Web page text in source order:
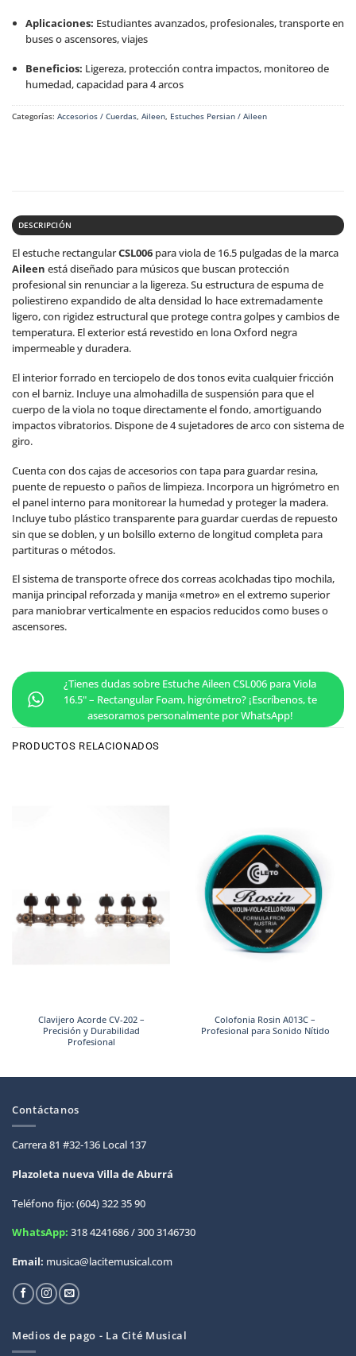
Aplicaciones: Estudiantes avanzados, profesionales, transporte en
buses o ascensores, viajes
Beneficios: Ligereza, protección contra impactos, monitoreo de
humedad, capacidad para 4 arcos
Categorías: Accesorios / Cuerdas, Aileen, Estuches Persian / Aileen
DESCRIPCIÓN
El estuche rectangularCSL006 para viola de 16.5 pulgadas de la marca
Aileen está diseñado para músicos que buscan protección
profesional sin renunciar a la ligereza. Su estructura de espuma de
poliestireno expandido de alta densidad lo hace extremadamente
ligero, con rigidez estructural que protege contra golpes y cambios de
temperatura. El exterior está revestido en lona Oxford negra
impermeable y duradera.
El interior forrado en terciopelo de dos tonos evita cualquier fricción
con el barniz. Incluye una almohadilla de suspensión para que el
cuerpo de la viola no toque directamente el fondo, amortiguando
impactos vibratorios. Dispone de 4 sujetadores de arco con sistema de
giro.
Cuenta con dos cajas de accesorios con tapa para guardar resina,
puente de repuesto o paños de limpieza. Incorpora un higrómetro en
el panel interno para monitorear la humedad y proteger la madera.
Incluye tubo plástico transparente para guardar cuerdas de repuesto
sin que se doblen, y un bolsillo externo de longitud completa para
partituras o métodos.
El sistema de transporte ofrece dos correas acolchadas tipo mochila,
manija principal reforzada y manija «metro» en el extremo superior
para maniobrar verticalmente en espacios reducidos como buses o
ascensores.
¿Tienes dudas sobre Estuche Aileen CSL006 para Viola
16.5" – Rectangular Foam, higrómetro? ¡Escríbenos, te
asesoramos personalmente por WhatsApp!
PRODUCTOS RELACIONADOS
Clavijero Acorde CV-202 –
Precisión y Durabilidad
Profesional
Colofonia Rosin A013C –
Profesional para Sonido Nítido
Contáctanos
Carrera 81 #32-136 Local 137
Plazoleta nueva Villa deAburrá
Teléfono fijo: (604) 322 35 90
WhatsApp: 318 4241686 / 300 3146730
Email: musica@lacitemusical.com
Medios de pago - La Cité Musical